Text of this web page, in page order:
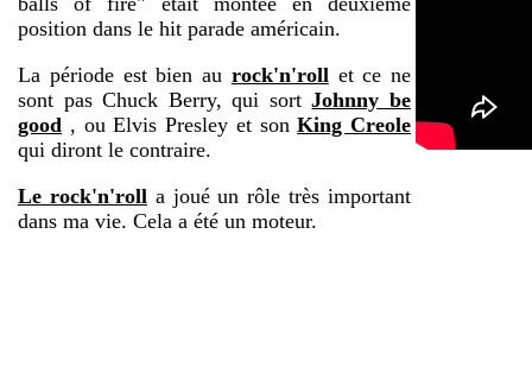
position dans le hit parade américain.
La période est bien au rock'n'roll et ce ne
sont pas Chuck Berry, qui sortJohnny be
good , ou Elvis Presley et sonKing Creole
qui diront le contraire.
Le rock'n'roll a joué un rôle très important
dans ma vie. Cela a été un moteur.